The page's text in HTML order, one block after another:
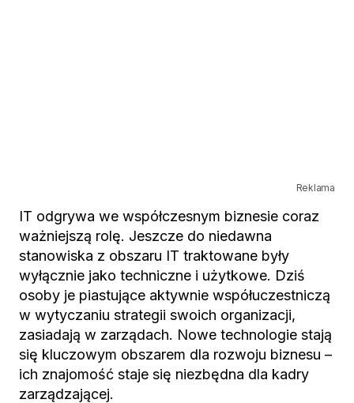
Reklama
IT odgrywa we współczesnym biznesie coraz
ważniejszą rolę. Jeszcze do niedawna
stanowiska z obszaru IT traktowane były
wyłącznie jako techniczne i użytkowe. Dziś
osoby je piastujące aktywnie współuczestniczą
w wytyczaniu strategii swoich organizacji,
zasiadają w zarządach. Nowe technologie stają
się kluczowym obszarem dla rozwoju biznesu –
ich znajomość staje się niezbędna dla kadry
zarządzającej.